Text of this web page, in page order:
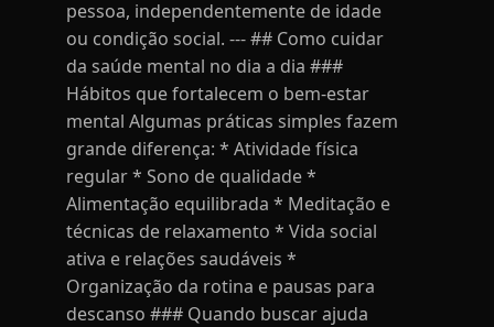
pessoa, independentemente de idade
ou condição social. --- ## Como cuidar
da saúde mental no dia a dia ###
Hábitos que fortalecem o bem-estar
mental Algumas práticas simples fazem
grande diferença: * Atividade física
regular * Sono de qualidade *
Alimentação equilibrada * Meditação e
técnicas de relaxamento * Vida social
ativa e relações saudáveis *
Organização da rotina e pausas para
descanso ### Quando buscar ajuda